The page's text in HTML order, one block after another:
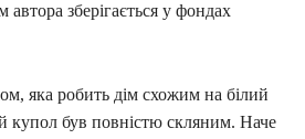
автора зберігається у фондах
яка робить дім схожим на білий
купол був повністю скляним. Наче